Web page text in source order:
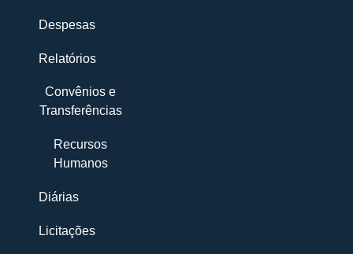
Despesas
Relatórios
Convênios e
Transferências
Recursos
Humanos
Diárias
Licitações